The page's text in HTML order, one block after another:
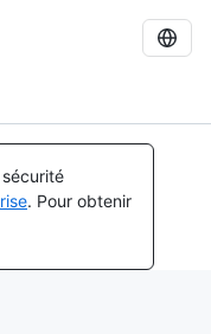
. Pour obtenir